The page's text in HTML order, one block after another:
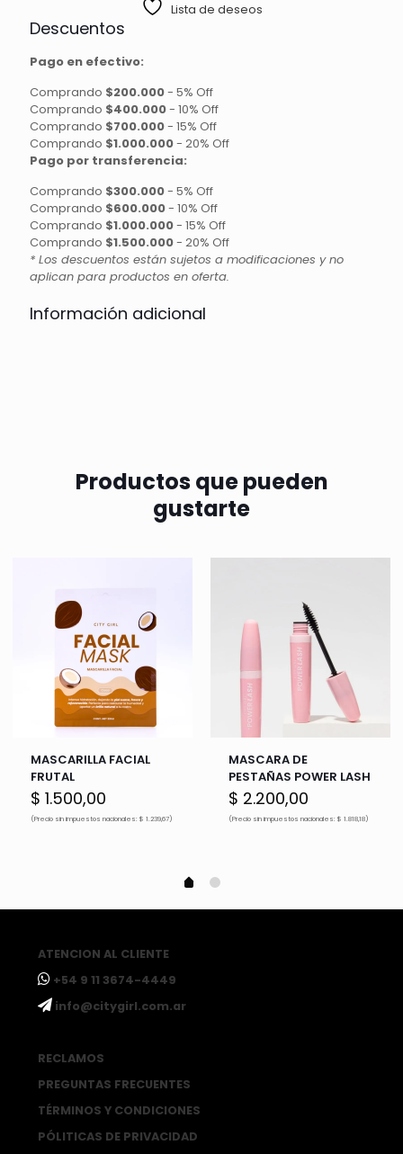
Lista de deseos
Descuentos
Pago en efectivo:
Comprando $200.000- 5% Off
Comprando $400.000- 10% Off
Comprando $700.000- 15% Off
Comprando $1.000.000- 20% Off
Pago por transferencia:
Comprando $300.000- 5% Off
Comprando $600.000- 10% Off
Comprando $1.000.000- 15% Off
Comprando $1.500.000- 20% Off
* Los descuentos están sujetos a modificaciones y no
aplican para productos en oferta.
Información adicional
Productos que pueden
gustarte
MASCARILLA FACIAL
FRUTAL
$ 1.500,00
(Precio sin impuestos nacionales: $ 1.239,67)
MASCARA DE
PESTAÑAS POWER LASH
$ 2.200,00
(Precio sin impuestos nacionales: $ 1.818,18)
ATENCION AL CLIENTE
ㅤ+54 9 11 3674-4449
ㅤinfo@citygirl.com.ar
RECLAMOS
PREGUNTAS FRECUENTES
TÉRMINOS Y CONDICIONES
PÓLITICAS DE PRIVACIDAD